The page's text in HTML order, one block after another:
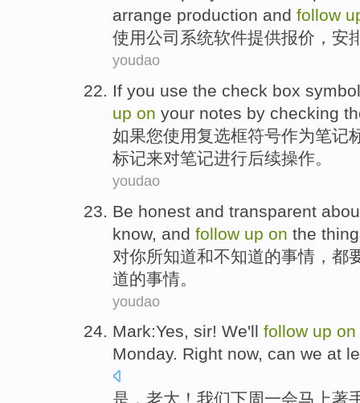
arrange production and follow
使用公司 系统软件提供报价 ， 安
youdao
If you use the check box symbol
up on your notes by checking
如果您使用复选框符号作为笔记
标记来对笔记进行后续操作。
youdao
Be honest and transparent
know, and follow up on the
对你所知道和不知道的事情 ，都
道的事情。
youdao
Mark:Yes, sir! We'll follow up on
Monday. Right now, can we at
是 ， 老大 ！ 我们下周一会马上著